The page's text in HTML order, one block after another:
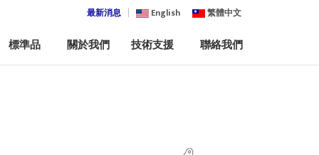
最新消息 English 繁體中文
標準品 關於我們 技術支援 聯絡我們